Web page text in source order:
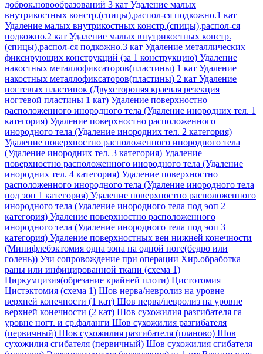
доброк.новообразований 3 кат Удаление малых
внутрикостных констр.(спицы),распол-ся подкожно.1 кат
Удаление малых внутрикостных констр.(спицы),распол-ся
подкожно.2 кат Удаление малых внутрикостных констр.
(спицы),распол-ся подкожно.3 кат Удаление металлических
фиксирующих конструкций (за 1 конструкцию) Удаление
накостных металлофиксаторов(пластины) 1 кат Удаление
накостных металлофиксаторов(пластины) 2 кат Удаление
ногтевых пластинок (Двухстороняя краевая резекция
ногтевой пластины 1 кат) Удаление поверхностно
расположенного инородного тела (Удаление инородних тел. 1
категория) Удаление поверхностно расположенного
инородного тела (Удаление инородних тел. 2 категория)
Удаление поверхностно расположенного инородного тела
(Удаление инородних тел. 3 категория) Удаление
поверхностно расположенного инородного тела (Удаление
инородних тел. 4 категория) Удаление поверхностно
расположенного инородного тела (Удаление инородного тела
под эоп 1 категория) Удаление поверхностно расположенного
инородного тела (Удаление инородного тела под эоп 2
категория) Удаление поверхностно расположенного
инородного тела (Удаление инородного тела под эоп 3
категория) Удаление поверхностных вен нижней конечности
(Минифлебэктомия одна зона на одной ноге(бедро или
голень)) Узи сопровождение при операции Хир.обработка
раны или инфицированной ткани (схема 1)
Циркумцизия(обрезание крайней плоти) Цистотомия
Цистэктомия (схема 1) Шов нерва/невролиз на уровне
верхней конечности (1 кат) Шов нерва/невролиз на уровне
верхней конечности (2 кат) Шов сухожилия разгибателя га
уровне ногт. и ср.фаланги Шов сухожилия разгибателя
(первичный) Шов сухожилия разгибателя (планово) Шов
сухожилия сгибателя (первичный) Шов сухожилия сгибателя